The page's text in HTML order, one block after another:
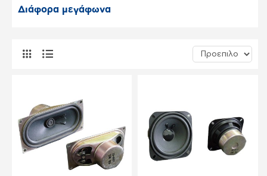
Διάφορα μεγάφωνα